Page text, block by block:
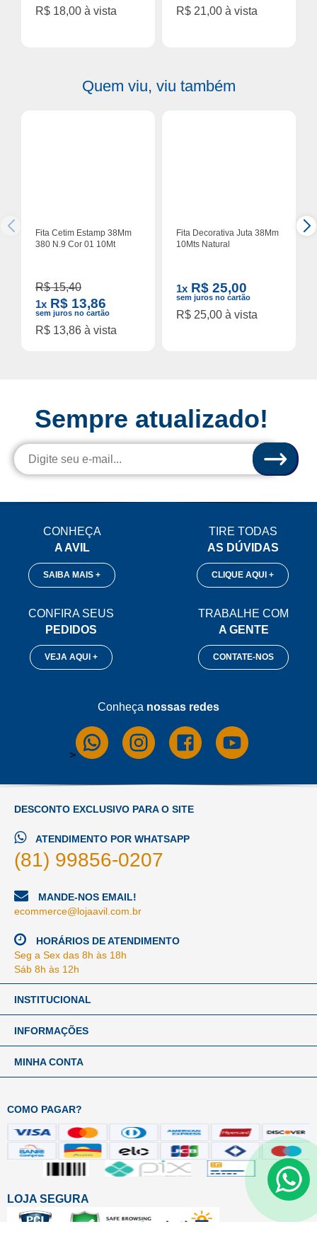
R$ 18,00 à vista R$ 21,00 à vista
Quem viu, viu também
Fita Cetim Estamp 38Mm
380 N.9 Cor 01 10Mt
R$ 15,40
1x R$ 13,86
sem juros no cartão
R$ 13,86 à vista
Fita Decorativa Juta 38Mm
10Mts Natural
1x R$ 25,00
sem juros no cartão
R$ 25,00 à vista
Sempre atualizado!
CONHEÇA
A AVIL
SAIBA MAIS +
TIRE TODAS
AS DÚVIDAS
CLIQUE AQUI +
CONFIRA SEUS
PEDIDOS
VEJA AQUI +
TRABALHE COM
A GENTE
CONTATE-NOS
Conheça nossas redes
>
DESCONTO EXCLUSIVO PARA O SITE
ATENDIMENTO POR WHATSAPP
(81) 99856-0207
MANDE-NOS EMAIL!
ecommerce@lojaavil.com.br
HORÁRIOS DE ATENDIMENTO
Seg a Sex das 8h às 18h
Sáb 8h às 12h
INSTITUCIONAL
INFORMAÇÕES
MINHA CONTA
COMO PAGAR?
LOJA SEGURA